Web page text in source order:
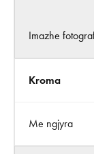
Imazhe
Kroma
Me ngjyra